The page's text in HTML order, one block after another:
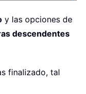
y las opciones de
descendentes
finalizado, tal